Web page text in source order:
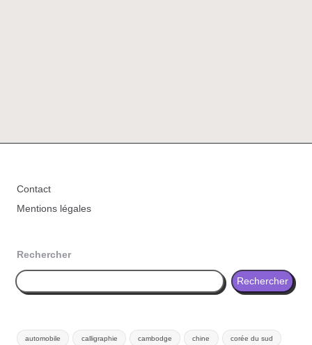
Contact
Mentions légales
Rechercher
Rechercher
automobile calligraphie cambodge chine corée du sud